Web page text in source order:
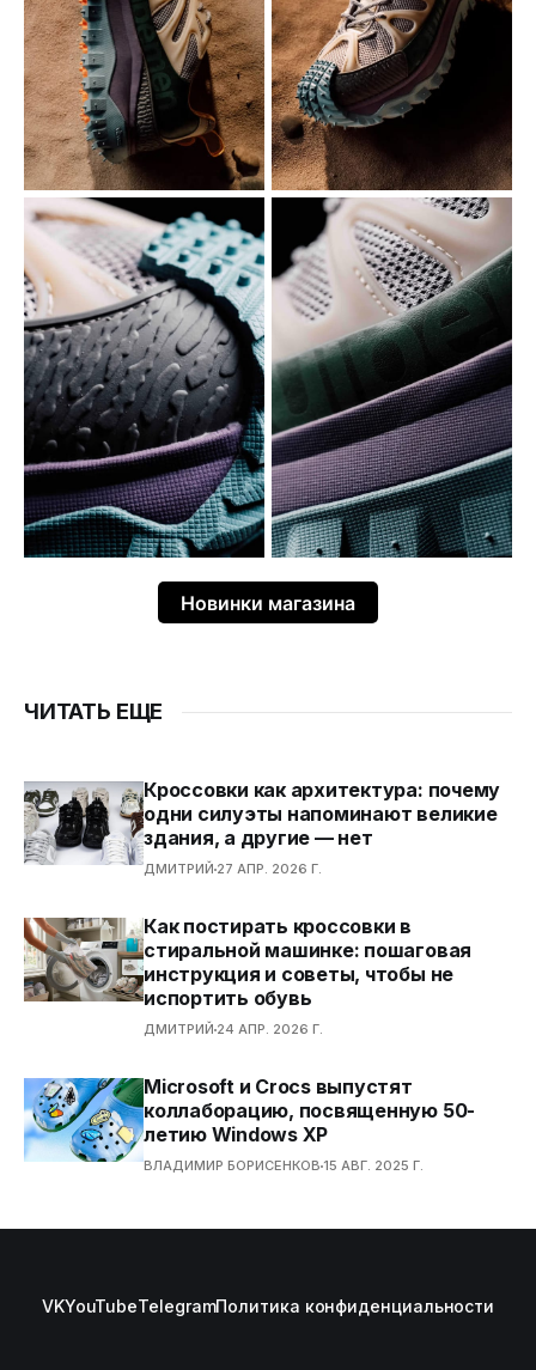
Новинки магазина
ЧИТАТЬ ЕЩЕ
Кроссовки как архитектура: почему
одни силуэты напоминают великие
здания, а другие — нет
ДМИТРИЙ 27 АПР. 2026 Г.
Как постирать кроссовки в
стиральной машинке: пошаговая
инструкция и советы, чтобы не
испортить обувь
ДМИТРИЙ 24 АПР. 2026 Г.
Microsoft и Crocs выпустят
коллаборацию, посвященную 50-
летию Windows XP
ВЛАДИМИР БОРИСЕНКОВ 15 АВГ. 2025 Г.
VKYouTubeTelegramПолитика конфиденциальности